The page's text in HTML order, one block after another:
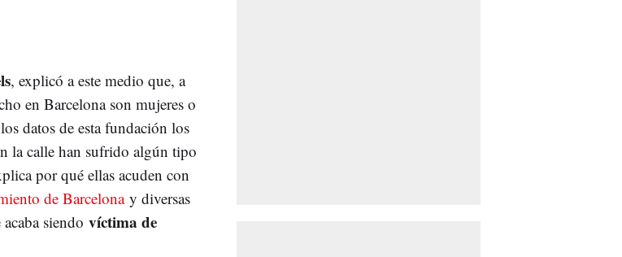
, explicó a este medio que, a
en Barcelona son mujeres o
datos de esta fundación los
la calle han sufrido algún tipo
por qué ellas acuden con
de Barcelonay diversas
siendo víctima de